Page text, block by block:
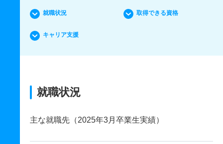
就職状況 取得できる資格
キャリア支援
就職状況
主な就職先（2025年3月卒業生実績）